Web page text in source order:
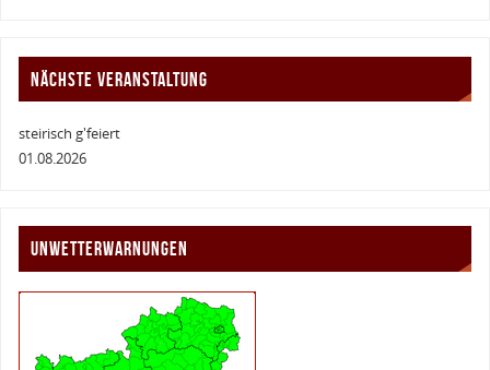
NÄCHSTE VERANSTALTUNG
steirisch g'feiert
01.08.2026
UNWETTERWARNUNGEN